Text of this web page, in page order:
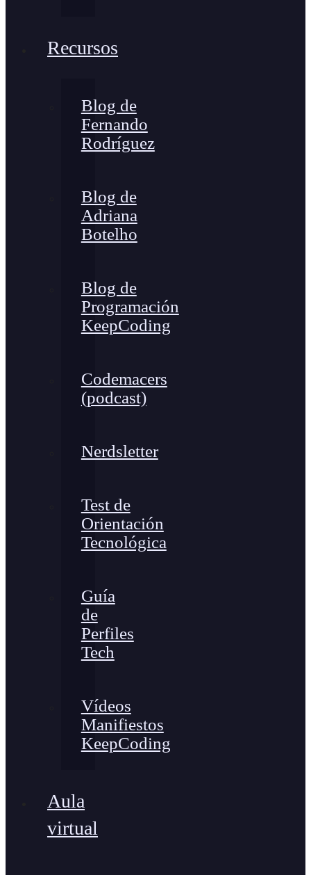
Recursos
Blog de
Fernando
Rodríguez
Blog de
Adriana
Botelho
Blog de
Programación
KeepCoding
Codemacers
(podcast)
Nerdsletter
Test de
Orientación
Tecnológica
Guía
de
Perfiles
Tech
Vídeos
Manifiestos
KeepCoding
Aula
virtual